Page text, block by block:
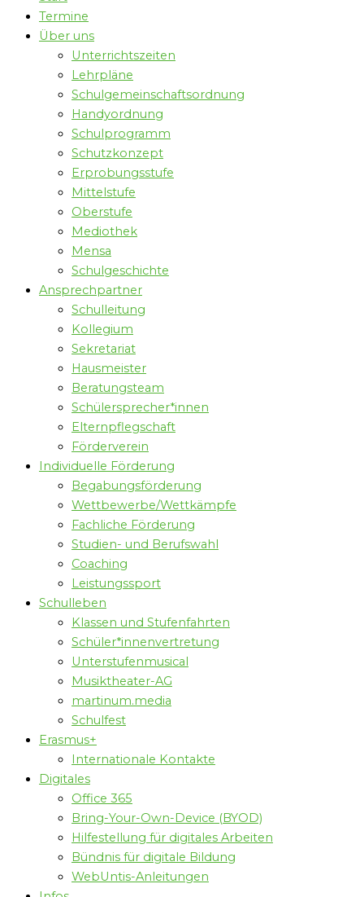
Termine
Über uns
Unterrichtszeiten
Lehrpläne
Schulgemeinschaftsordnung
Handyordnung
Schulprogramm
Schutzkonzept
Erprobungsstufe
Mittelstufe
Oberstufe
Mediothek
Mensa
Schulgeschichte
Ansprechpartner
Schulleitung
Kollegium
Sekretariat
Hausmeister
Beratungsteam
Schülersprecher*innen
Elternpflegschaft
Förderverein
Individuelle Förderung
Begabungsförderung
Wettbewerbe/Wettkämpfe
Fachliche Förderung
Studien- und Berufswahl
Coaching
Leistungssport
Schulleben
Klassen und Stufenfahrten
Schüler*innenvertretung
Unterstufenmusical
Musiktheater-AG
martinum.media
Schulfest
Erasmus+
Internationale Kontakte
Digitales
Office 365
Bring-Your-Own-Device (BYOD)
Hilfestellung für digitales Arbeiten
Bündnis für digitale Bildung
WebUntis-Anleitungen